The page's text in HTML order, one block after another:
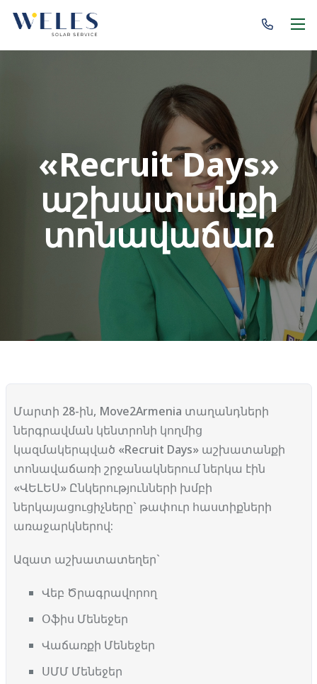
«RecruitDays»
աշխատանքի
տոնավաճառ
Մարտի 28-ին, Move2Armenia տաղանդների
ներգրավման կենտրոնի կողմից
կազմակերպված «Recruit Days» աշխատանքի
տոնավաճառի շրջանակներում ներկա էին
«ՎԵԼԵՍ» Ընկերությունների խմբի
ներկայացուցիչները` թափուր հաստիքների
առաջարկներով:
Ազատ աշխատատեղեր`
Վեբ Ծրագրավորող
Օֆիս Մենեջեր
Վաճառքի Մենեջեր
ՍՄՄ Մենեջեր